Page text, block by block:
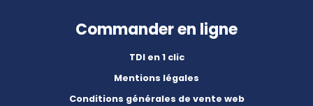
Commander en ligne
TDI en 1 clic
Mentions légales
Conditions générales de vente web